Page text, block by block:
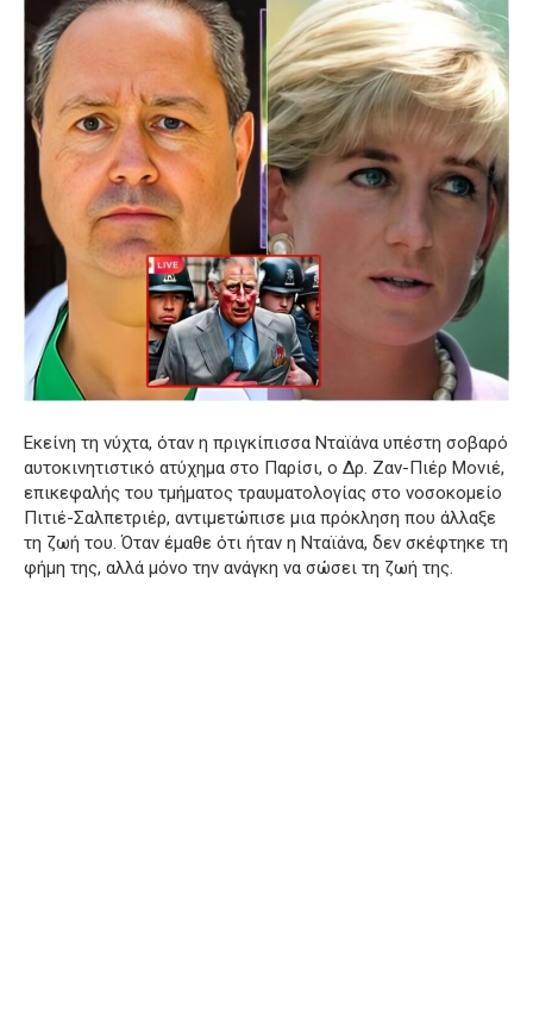
Εκείνη τη νύχτα, όταν η πριγκίπισσα Νταϊάνα υπέστη σοβαρό
αυτοκινητιστικό ατύχημα στο Παρίσι, ο Δρ. Ζαν-Πιέρ Μονιέ,
επικεφαλής του τμήματος τραυματολογίας στο νοσοκομείο
Πιτιέ-Σαλπετριέρ, αντιμετώπισε μια πρόκληση που άλλαξε
τη ζωή του. Όταν έμαθε ότι ήταν η Νταϊάνα, δεν σκέφτηκε τη
φήμη της, αλλά μόνο την ανάγκη να σώσει τη ζωή της.